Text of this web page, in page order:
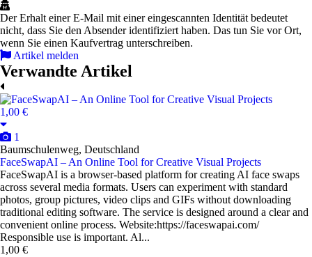
Der Erhalt einer E-Mail mit einer eingescannten Identität bedeutet
nicht, dass Sie den Absender identifiziert haben. Das tun Sie vor Ort,
wenn Sie einen Kaufvertrag unterschreiben.
Artikel melden
Verwandte Artikel
1,00 €
1
Baumschulenweg, Deutschland
FaceSwapAI – An Online Tool for Creative Visual Projects
FaceSwapAI is a browser-based platform for creating AI face swaps
across several media formats. Users can experiment with standard
photos, group pictures, video clips and GIFs without downloading
traditional editing software. The service is designed around a clear and
convenient online process. Website:https://faceswapai.com/
Responsible use is important. Al...
1,00 €